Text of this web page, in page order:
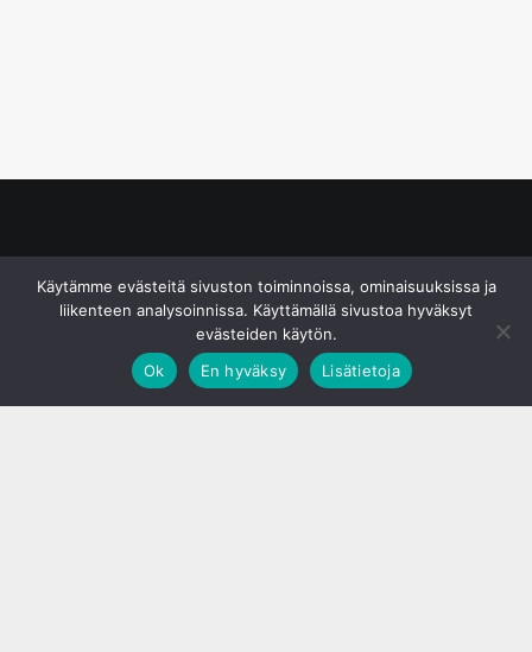
Käytämme evästeitä sivuston toiminnoissa, ominaisuuksissa ja
liikenteen analysoinnissa. Käyttämällä sivustoa hyväksyt
evästeiden käytön.
Ok
En hyväksy Lisätietoja